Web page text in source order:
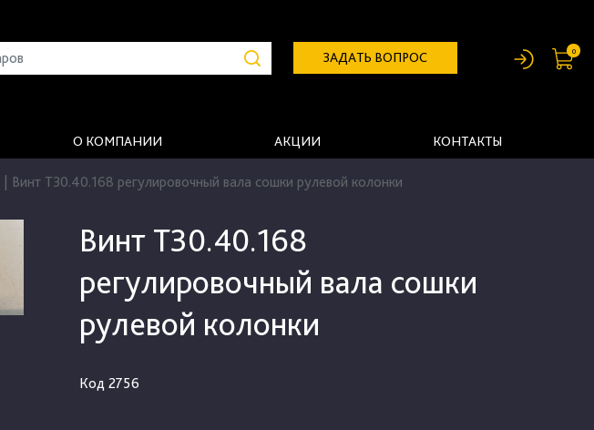
ЗАДАТЬ ВОПРОС 0
О КОМПАНИИ АКЦИИ КОНТАКТЫ
Винт Т30.40.168 регулировочный вала сошки рулевой колонки
Винт Т30.40.168
регулировочный вала сошки
рулевой колонки
Код 2756